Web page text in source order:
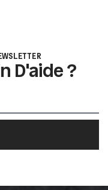
D'aide ?